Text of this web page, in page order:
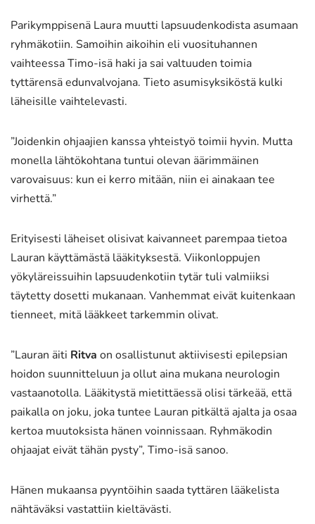
Parikymppisenä Laura muutti lapsuudenkodista asumaan
ryhmäkotiin. Samoihin aikoihin eli vuosituhannen
vaihteessa Timo-isä haki ja sai valtuuden toimia
tyttärensä edunvalvojana. Tieto asumisyksiköstä kulki
läheisille vaihtelevasti.
”Joidenkin ohjaajien kanssa yhteistyö toimii hyvin. Mutta
monella lähtökohtana tuntui olevan äärimmäinen
varovaisuus: kun ei kerro mitään, niin ei ainakaan tee
virhettä.”
Erityisesti läheiset olisivat kaivanneet parempaa tietoa
Lauran käyttämästä lääkityksestä. Viikonloppujen
yökyläreissuihin lapsuudenkotiin tytär tuli valmiiksi
täytetty dosetti mukanaan. Vanhemmat eivät kuitenkaan
tienneet, mitä lääkkeet tarkemmin olivat.
”Lauran äiti Ritva on osallistunut aktiivisesti epilepsian
hoidon suunnitteluun ja ollut aina mukana neurologin
vastaanotolla. Lääkitystä mietittäessä olisi tärkeää, että
paikalla on joku, joka tuntee Lauran pitkältä ajalta ja osaa
kertoa muutoksista hänen voinnissaan. Ryhmäkodin
ohjaajat eivät tähän pysty”, Timo-isä sanoo.
Hänen mukaansa pyyntöihin saada tyttären lääkelista
nähtäväksi vastattiin kieltävästi.